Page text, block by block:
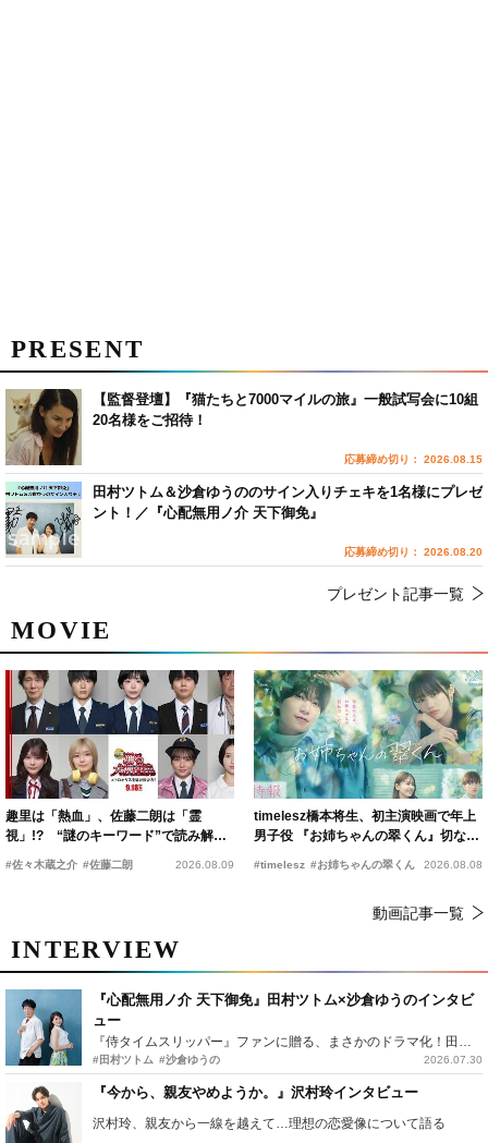
MOVIE
趣里は「熱血」、佐藤二朗は「霊
視」!? “謎のキーワード”で読み解く
『踊る大捜査線 N.E.W.』新メンバー
#佐々木蔵之介 #佐藤二朗 2026.08.09
timelesz橋本将生、初主演映画で年上
男子役 『お姉ちゃんの翠くん』切ない
恋の幕開けを予感
#timelesz #お姉ちゃんの翠くん 2026.08.08
動画記事一覧
INTERVIEW
『心配無用ノ介 天下御免』田村ツトム×沙倉ゆうのインタビ
ュー
#田村ツトム #沙倉ゆうの 2026.07.30
『今から、親友やめようか。』沢村玲インタビュー
沢村玲、親友から一線を越えて…理想の恋愛像について語る
PRESENT
【監督登壇】『猫たちと7000マイルの旅』一般試写会に10組
20名様をご招待！
応募締め切り： 2026.08.15
田村ツトム＆沙倉ゆうののサイン入りチェキを1名様にプレゼ
ント！／『心配無用ノ介 天下御免』
応募締め切り： 2026.08.20
プレゼント記事一覧